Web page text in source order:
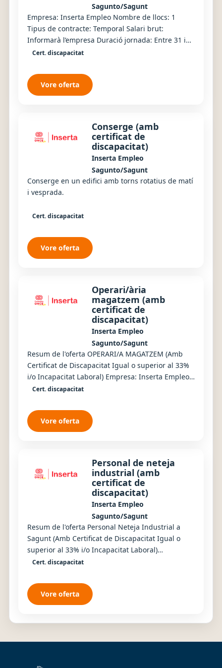
Sagunto/Sagunt
Empresa: Inserta Empleo Nombre de llocs: 1
Tipus de contracte: Temporal Salari brut:
Informarà l’empresa Duració jornada: Entre 31 i
40 hores Torn/Jornada: Torns rotatius
Cert. discapacitat
Vore oferta
Conserge (amb
certificat de
discapacitat)
Inserta Empleo
Sagunto/Sagunt
Conserge en un edifici amb torns rotatius de matí
i vesprada.
Cert. discapacitat
Vore oferta
Operari/ària
magatzem (amb
certificat de
discapacitat)
Inserta Empleo
Sagunto/Sagunt
Resum de l'oferta OPERARI/A MAGATZEM (Amb
Certificat de Discapacitat Igual o superior al 33%
i/o Incapacitat Laboral) Empresa: Inserta Empleo
Nombre de llocs: 1 Tipus de contracte: Tempor...
Cert. discapacitat
Vore oferta
Personal de neteja
industrial (amb
certificat de
discapacitat)
Inserta Empleo
Sagunto/Sagunt
Resum de l'oferta Personal Neteja Industrial a
Sagunt (Amb Certificat de Discapacitat Igual o
superior al 33% i/o Incapacitat Laboral)
IMPRESCINDIBLE ESTAR EN POSSESSIÓ DE
Cert. discapacitat
Vore oferta